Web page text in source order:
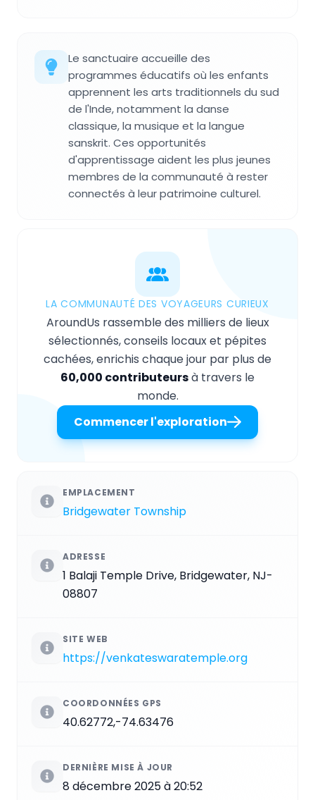
Le sanctuaire accueille des
programmes éducatifs où les enfants
apprennent les arts traditionnels du sud
de l'Inde, notamment la danse
classique, la musique et la langue
sanskrit. Ces opportunités
d'apprentissage aident les plus jeunes
membres de la communauté à rester
connectés à leur patrimoine culturel.
LA COMMUNAUTÉ DES VOYAGEURS CURIEUX
AroundUs rassemble des milliers de lieux
sélectionnés, conseils locaux et pépites
cachées, enrichis chaque jour par plus de
60,000 contributeursà travers le
monde.
Commencer l'exploration
EMPLACEMENT
Bridgewater Township
ADRESSE
1 Balaji Temple Drive, Bridgewater, NJ-
08807
SITE WEB
https://venkateswaratemple.org
COORDONNÉES GPS
40.62772,-74.63476
DERNIÈRE MISE À JOUR
8 décembre 2025 à 20:52